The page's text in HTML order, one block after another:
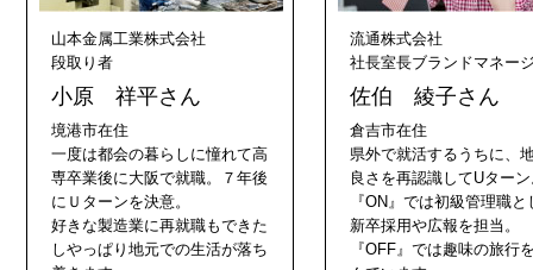
山本金属工業株式会社
段取り者
小原 祥平さん
境港市在住
一度は都会の暮らしに憧れて高
専卒業後に大阪で就職。７年後
にＵターンを決意。
好きな製造業に再就職もできた
しやっぱり地元での生活が落ち
流通株式会社
社長室長ブランドマネー
佐伯 綾子さん
倉吉市在住
県外で就活するうちに、
良さを再認識してUター
『ON』では初級管理職と
新卒採用や広報を担当。
『OFF』では趣味の旅行